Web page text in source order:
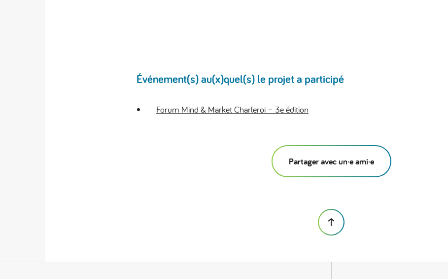
Événement(s) au(x)quel(s) le projet a participé
Forum Mind & Market Charleroi – 3e édition
Partager avec un·e ami·e